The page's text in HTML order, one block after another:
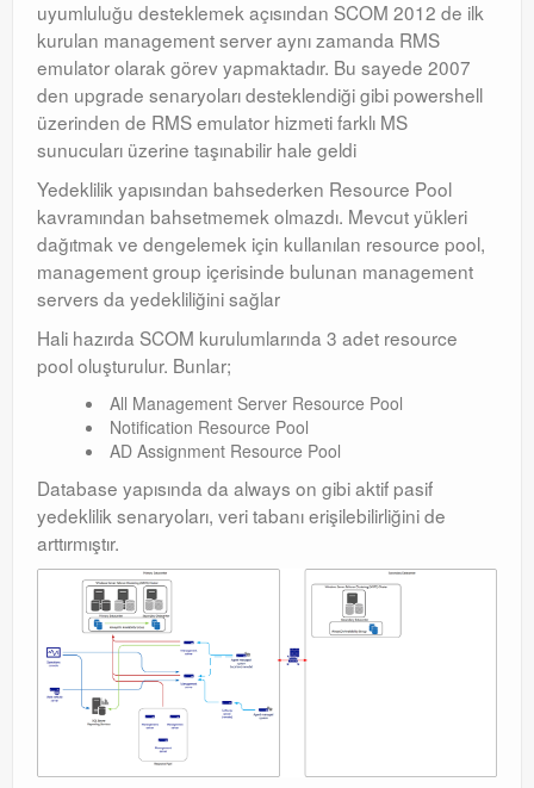
Watchguard
PHP & MySQL
PHP & MySQL
Exchange
Exchange
uyumluluğu desteklemek açısından SCOM 2012 de ilk
kurulan management server aynı zamanda RMS
emulator olarak görev yapmaktadır. Bu sayede 2007
den upgrade senaryoları desteklendiği gibi powershell
üzerinden de RMS emulator hizmeti farklı MS
sunucuları üzerine taşınabilir hale geldi
Yedeklilik yapısından bahsederken Resource Pool
kavramından bahsetmemek olmazdı. Mevcut yükleri
dağıtmak ve dengelemek için kullanılan resource pool,
management group içerisinde bulunan management
servers da yedekliliğini sağlar
Hali hazırda SCOM kurulumlarında 3 adet resource
pool oluşturulur. Bunlar;
All Management Server Resource Pool
Notification Resource Pool
AD Assignment Resource Pool
Database yapısında da always on gibi aktif pasif
yedeklilik senaryoları, veri tabanı erişilebilirliğini de
arttırmıştır.